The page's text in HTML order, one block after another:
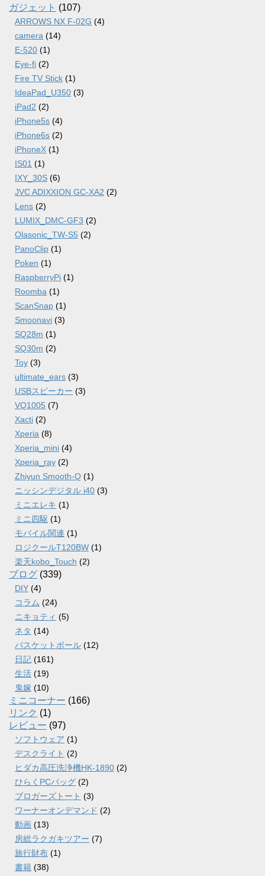
ガジェット (107)
ARROWS NX F-02G (4)
camera (14)
E-520 (1)
Eye-fi (2)
Fire TV Stick (1)
IdeaPad_U350 (3)
iPad2 (2)
iPhone5s (4)
iPhone6s (2)
iPhoneX (1)
IS01 (1)
IXY_30S (6)
JVC ADIXXION GC-XA2 (2)
Lens (2)
LUMIX_DMC-GF3 (2)
Olasonic_TW-S5 (2)
PanoClip (1)
Poken (1)
RaspberryPi (1)
Roomba (1)
ScanSnap (1)
Smoonavi (3)
SQ28m (1)
SQ30m (2)
Toy (3)
ultimate_ears (3)
USBスピーカー (3)
VQ1005 (7)
Xacti (2)
Xperia (8)
Xperia_mini (4)
Xperia_ray (2)
Zhiyun Smooth-Q (1)
ニッシンデジタル i40 (3)
ミニエレキ (1)
ミニ四駆 (1)
モバイル関連 (1)
ロジクールT120BW (1)
楽天kobo_Touch (2)
ブログ (339)
DIY (4)
コラム (24)
ニキョティ (5)
ネタ (14)
バスケットボール (12)
日記 (161)
生活 (19)
鬼嫁 (10)
ミニコーナー (166)
リンク (1)
レビュー (97)
ソフトウェア (1)
デスクライト (2)
ヒダカ高圧洗浄機HK-1890 (2)
ひらくPCバッグ (2)
ブロガーズトート (3)
ワーナーオンデマンド (2)
動画 (13)
房総ラクガキツアー (7)
旅行財布 (1)
書籍 (38)